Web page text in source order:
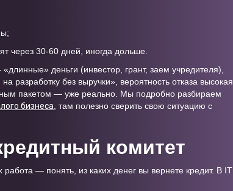
через 30-60 дней, иногда дольше.
деньги (инвестор, грант, заем учредителя),
разработку без выручки», вероятность отказа высокая.
пакетом — уже реально. Мы подробно разбираем
бизнеса , там полезно сверить свою ситуацию с
комитет
— понять, из каких денег вы вернете кредит. В IT